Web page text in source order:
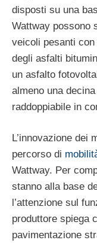
disposti su una
Wattway possono
veicoli pesanti
degli asfalti
un asfalto
almeno una
raddoppiabile in
L’innovazione dei
percorso di
Wattway. Per
stanno alla base
l’attenzione sul
produttore spiega
pavimentazione